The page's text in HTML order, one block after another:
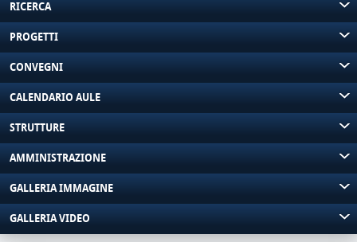
RICERCA
PROGETTI
CONVEGNI
CALENDARIO AULE
STRUTTURE
AMMINISTRAZIONE
GALLERIA IMMAGINE
GALLERIA VIDEO